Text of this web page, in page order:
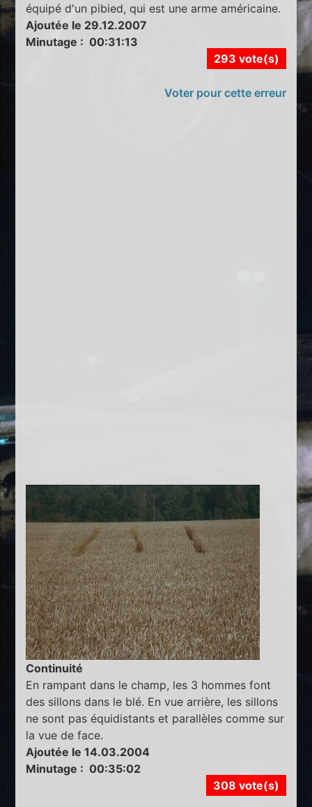
équipé d'un pibied, qui est une arme américaine.
Ajoutée le 29.12.2007
Minutage : 00:31:13
293 vote(s)
Voter pour cette erreur
Continuité
En rampant dans le champ, les 3 hommes font
des sillons dans le blé. En vue arrière, les sillons
ne sont pas équidistants et parallèles comme sur
la vue de face.
Ajoutée le 14.03.2004
Minutage : 00:35:02
308 vote(s)